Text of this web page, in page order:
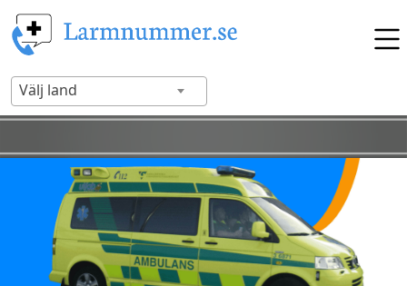
Välj land